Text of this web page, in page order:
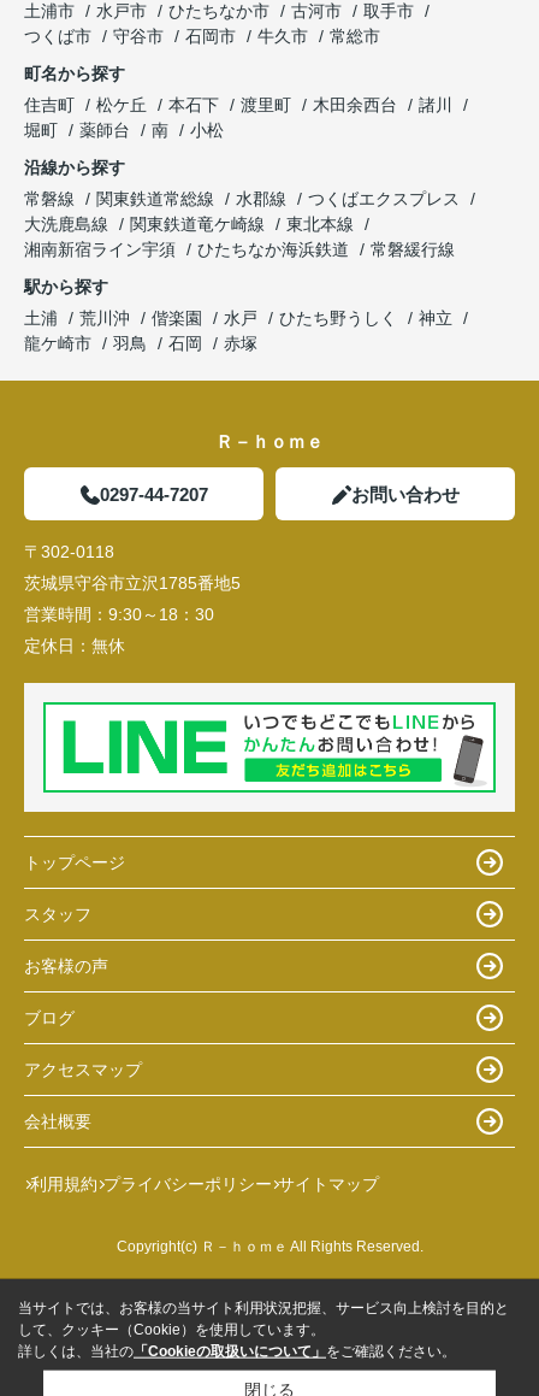
土浦市
水戸市 ひたちなか市 古河市
取手市
つくば市
守谷市 石岡市 牛久市
常総市
町名から探す
住吉町
松ケ丘 本石下 渡里町 木田余西台
諸川
堀町
薬師台 南
小松
沿線から探す
常磐線
関東鉄道常総線 水郡線
つくばエクスプレス
大洗鹿島線
関東鉄道竜ケ崎線
東北本線
湘南新宿ライン宇須
ひたちなか海浜鉄道
常磐緩行線
駅から探す
土浦
荒川沖 偕楽園 水戸 ひたち野うしく
神立
龍ケ崎市
羽鳥 石岡 赤塚
Ｒ－ｈｏｍｅ
0297-44-7207 お問い合わせ
〒302-0118
茨城県守谷市立沢1785番地5
営業時間： 9:30～18：30
定休日： 無休
トップページ
スタッフ
お客様の声
ブログ
アクセスマップ
会社概要
利用規約 プライバシーポリシー サイトマップ
Copyright(c) Ｒ－ｈｏｍｅ All Rights Reserved.
当サイトでは、お客様の当サイト利用状況把握、サービス向上検討を目的と
して、クッキー（Cookie）を使用しています。
詳しくは、当社の 「Cookieの取扱いについて」 をご確認ください。
閉じる